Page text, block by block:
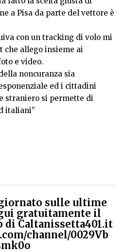
a Pisa da parte del vettore è
con un tracking di volo mi
che allego insieme ai
e video.
noncuranza sia
ed i cittadini
straniero si permette di
italiani”
sulle ultime
gratuitamente il
di Caltanissetta401.it
channel/0029Vb